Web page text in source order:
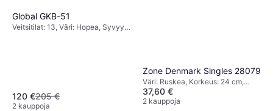
Global GKB-51
Veitsitilat: 13, Väri: Hopea, Syvyys:
120 €205 €
2 kauppoja
Zone Denmark Singles 28079
Väri: Ruskea, Korkeus: 24 cm,
Leveys: 9 cm, Pituus: 17 cm
37,60 €
2 kauppoja